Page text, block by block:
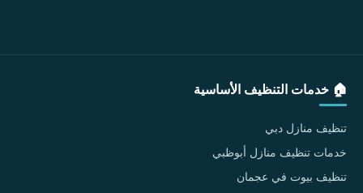
🏠 خدمات التنظيف الأساسية
تنظيف منازل دبي
خدمات تنظيف منازل أبوظبي
تنظيف بيوت في عجمان